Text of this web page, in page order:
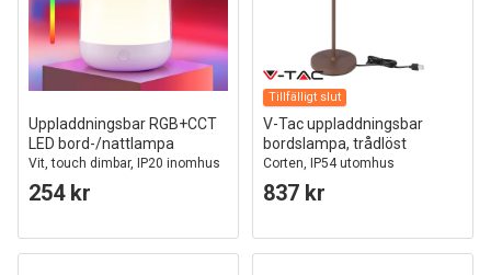
Uppladdningsbar RGB+CCT
LED bord-/nattlampa
Vit, touch dimbar, IP20 inomhus
254 kr
Tillfälligt slut
V-Tac uppladdningsbar
bordslampa, trådlöst
Corten, IP54 utomhus
bordslampa, touch dimbar
837 kr